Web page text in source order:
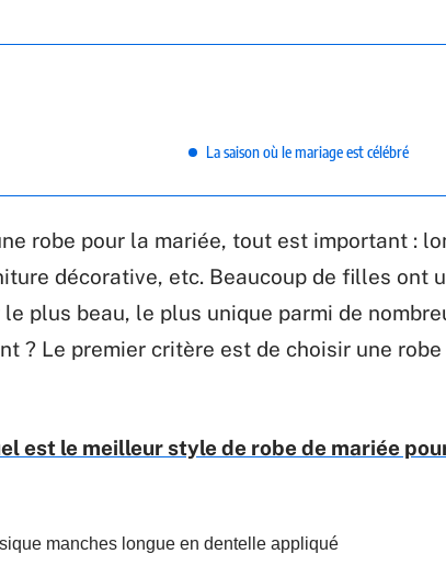
La saison où le mariage est célébré
robe pour la mariée, tout est important :
décorative, etc. Beaucoup de filles ont
plus beau, le plus unique parmi de
? Le premier critère est de choisir une
est le meilleur style de robe de mariée